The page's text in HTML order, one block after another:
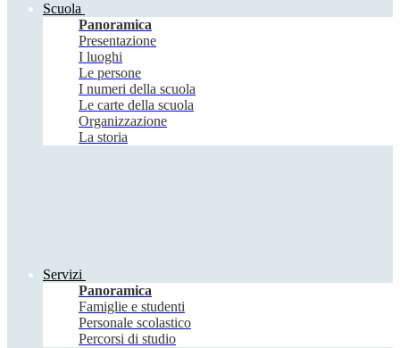
Scuola
Panoramica
Presentazione
I luoghi
Le persone
I numeri della scuola
Le carte della scuola
Organizzazione
La storia
Servizi
Panoramica
Famiglie e studenti
Personale scolastico
Percorsi di studio